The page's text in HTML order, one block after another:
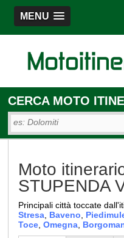
MENU
CERCA MOTO
Moto
STUPENDA
Principali città toccate
Stresa Baveno
Toce ,Omegna